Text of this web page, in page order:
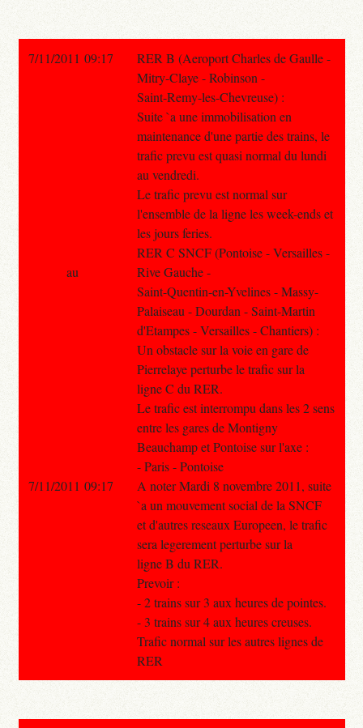
7/11/2011 09:17
RER B (Aeroport Charles de Gaulle -
Mitry-Claye - Robinson -
Saint-Remy-les-Chevreuse) :
Suite `a une immobilisation en
maintenance d'une partie des trains, le
trafic prevu est quasi normal du lundi
au vendredi.
Le trafic prevu est normal sur
l'ensemble de la ligne les week-ends et
les jours feries.
RER C SNCF (Pontoise - Versailles -
Rive Gauche -
Saint-Quentin-en-Yvelines - Massy-
Palaiseau - Dourdan - Saint-Martin
d'Etampes - Versailles - Chantiers) :
Un obstacle sur la voie en gare de
Pierrelaye perturbe le trafic sur la
ligne C du RER.
Le trafic est interrompu dans les 2 sens
entre les gares de Montigny
Beauchamp et Pontoise sur l'axe :
- Paris - Pontoise
A noter Mardi 8 novembre 2011, suite
`a un mouvement social de la SNCF
et d'autres reseaux Europeen, le trafic
sera legerement perturbe sur la
ligne B du RER.
Prevoir :
- 2 trains sur 3 aux heures de pointes.
- 3 trains sur 4 aux heures creuses.
Trafic normal sur les autres lignes de
RER
au
7/11/2011 09:17